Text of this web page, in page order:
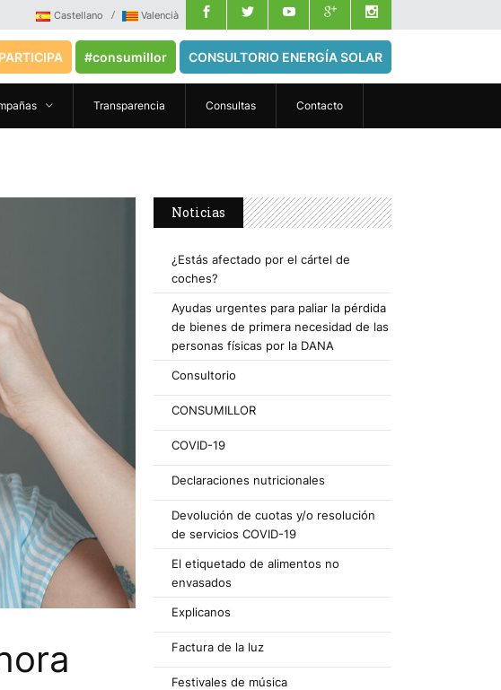
Castellano Valencià
PARTICIPA #consumillor CONSULTORIO ENERGÍA SOLAR
Transparencia Consultas Contacto
Noticias
¿Estás afectado por el cártel de
coches?
Ayudas urgentes para paliar la pérdida
de bienes de primera necesidad de las
personas físicas por la DANA
Consultorio
CONSUMILLOR
COVID-19
Declaraciones nutricionales
Devolución de cuotas y/o resolución
de servicios COVID-19
El etiquetado de alimentos no
envasados
Explicanos
Factura de la luz
Festivales de música